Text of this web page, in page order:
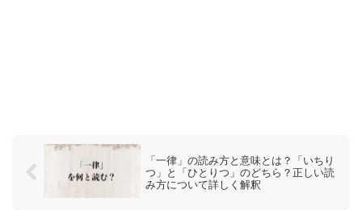
「一律」の読み方と意味とは？「いちり
つ」と「ひとりつ」のどちら？正しい読
み方について詳しく解釈